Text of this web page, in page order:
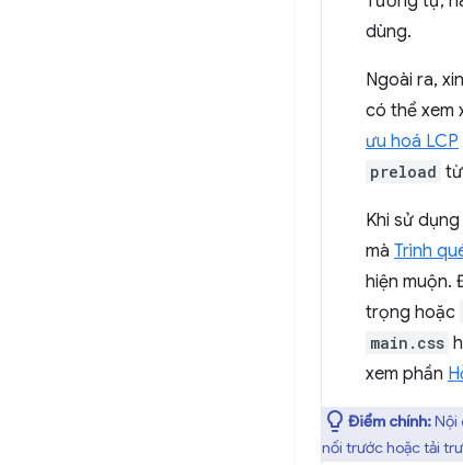
dùng.
Ngoài ra,
có thể xem
ưu hoá LCP
preload
Khi sử
mà Trình
hiện muộn.
trọng hoặc
main.css
xem phần
Điểm chính:Nội
nối trước hoặc tải